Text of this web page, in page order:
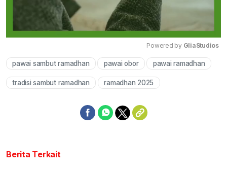
Mute
Powered by GliaStudios
pawai sambut ramadhan pawai obor pawai ramadhan
tradisi sambut ramadhan ramadhan 2025
Berita Terkait